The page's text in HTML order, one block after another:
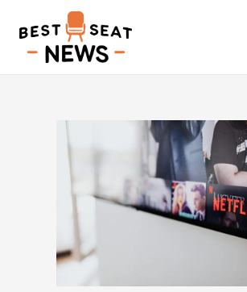
para
conteúdo